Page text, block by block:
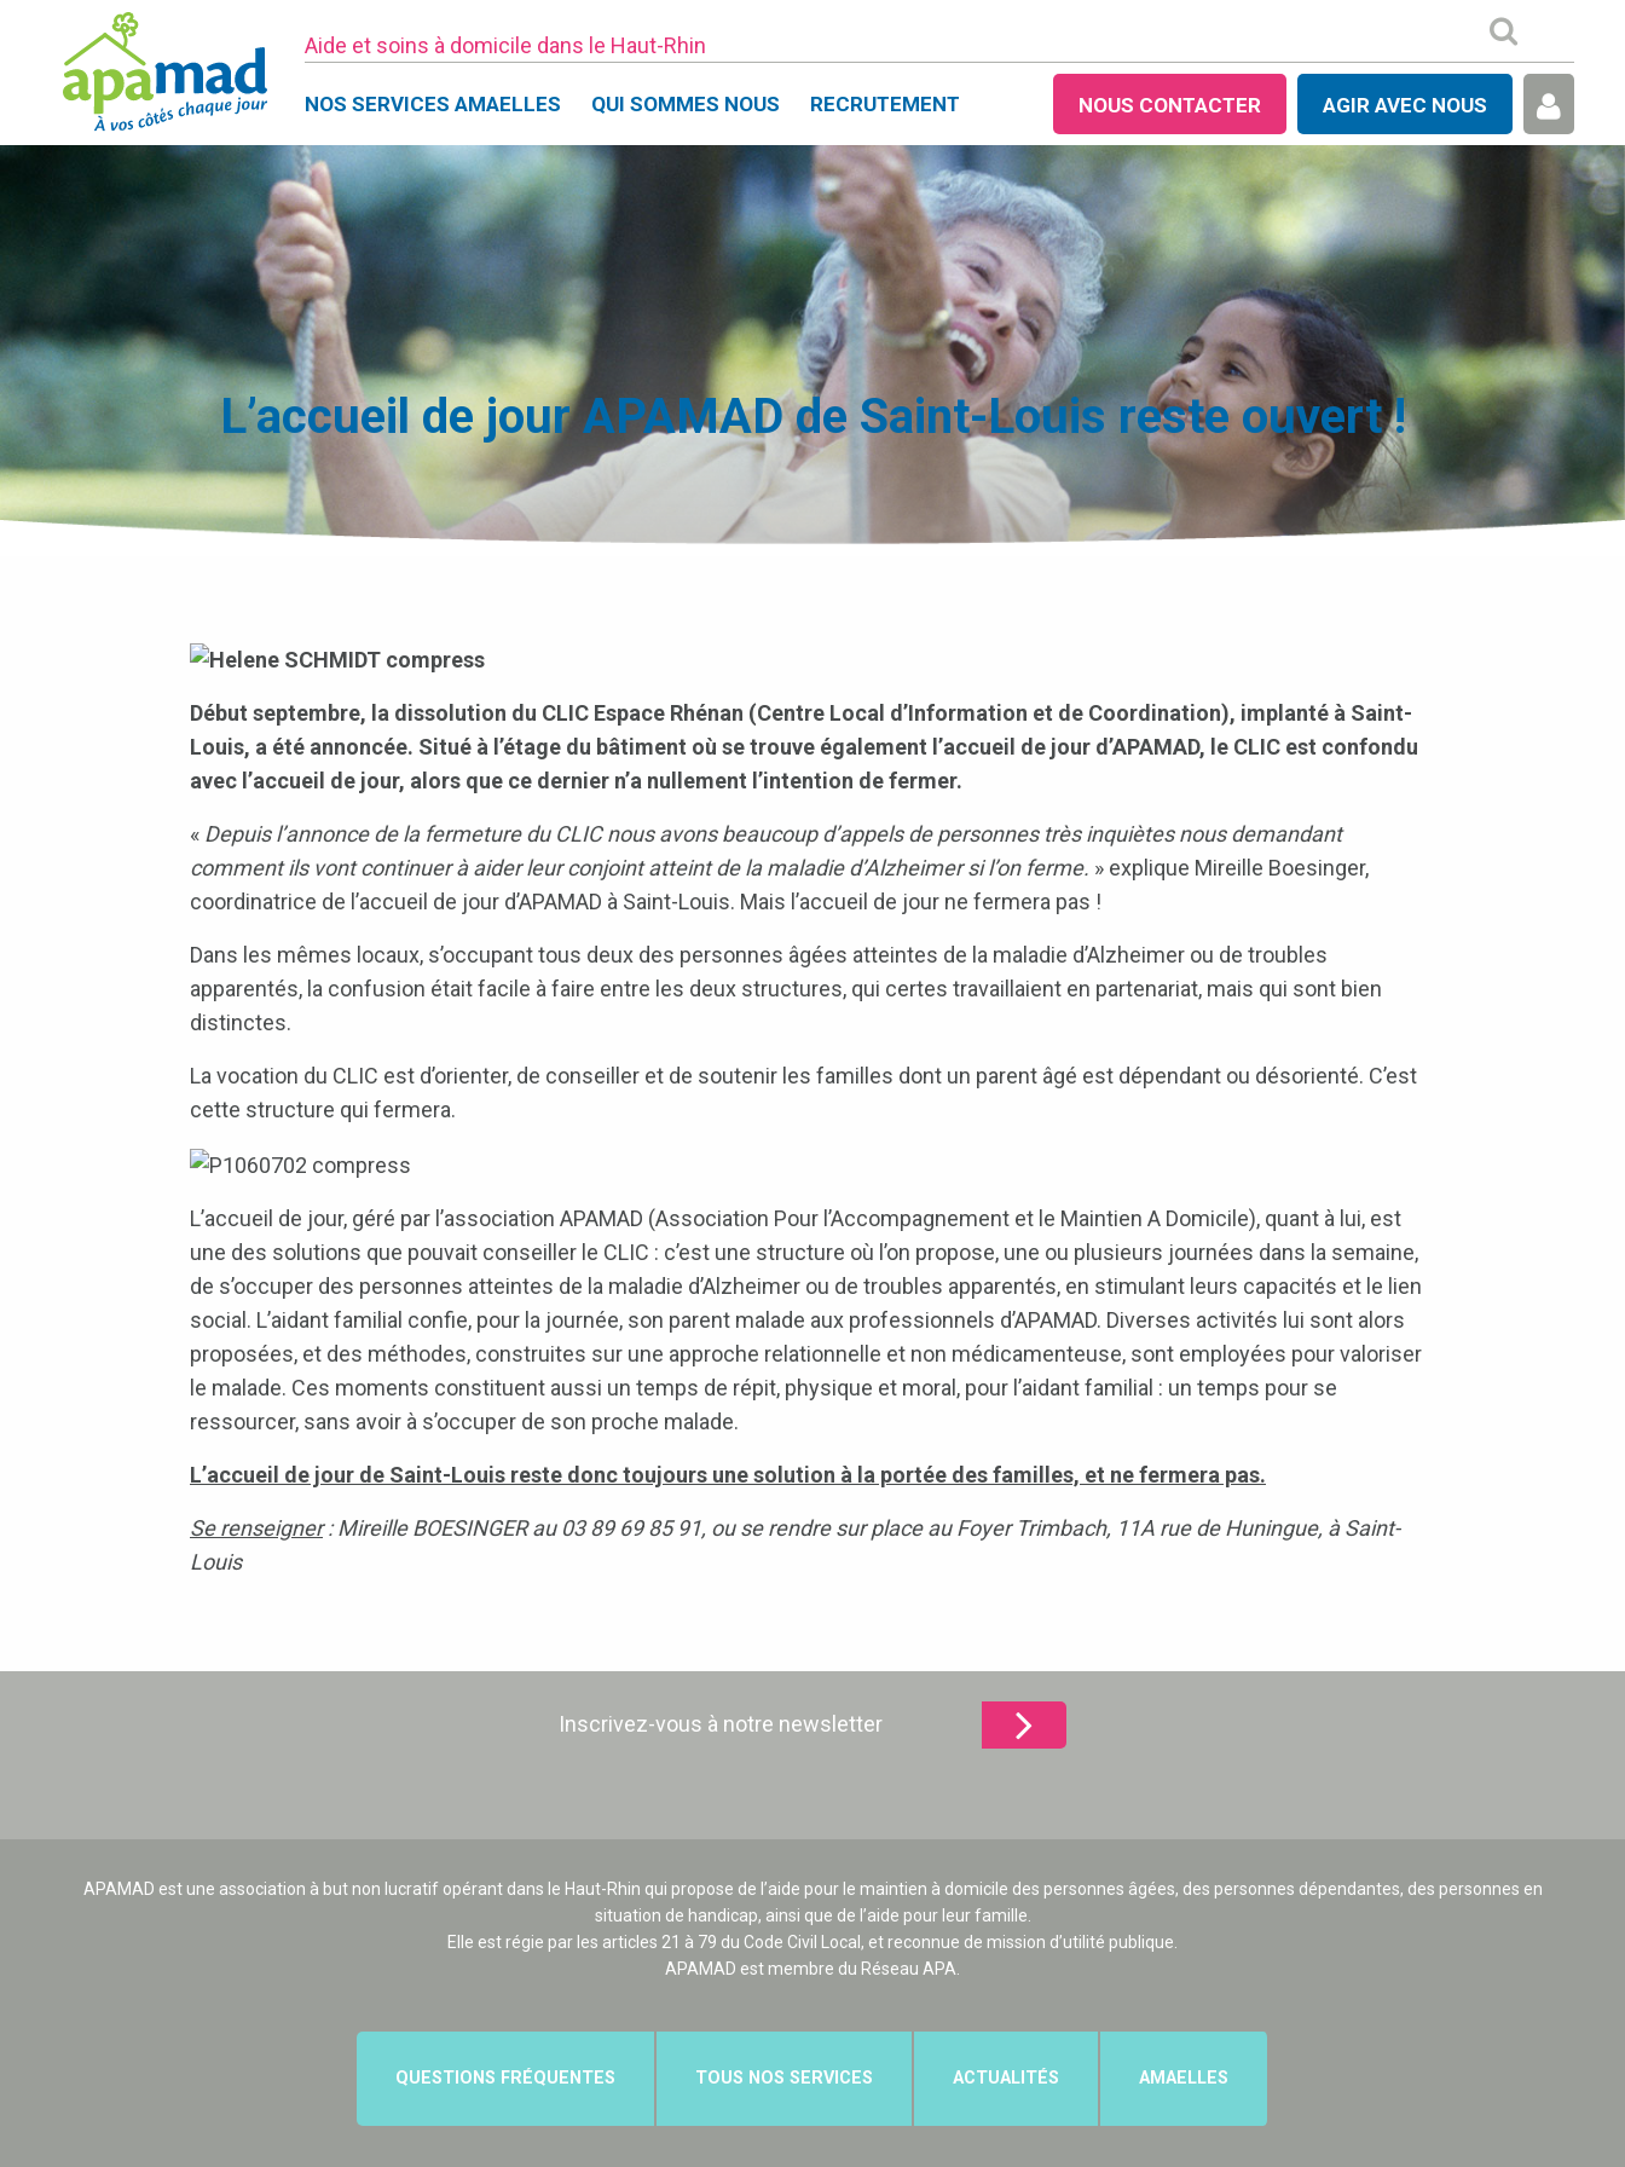
Aide et soins à domicile dans le Haut-Rhin
NOS SERVICES AMAELLES QUI SOMMES NOUS RECRUTEMENT NOUS CONTACTER AGIR AVEC NOUS
L’accueil de jour APAMAD de Saint-Louis reste ouvert !
Début septembre, la dissolution du CLIC Espace Rhénan (Centre Local d’Information et de Coordination), implanté à Saint-
Louis, a été annoncée. Situé à l’étage du bâtiment où se trouve également l’accueil de jour d’APAMAD, le CLIC est confondu
avec l’accueil de jour, alors que ce dernier n’a nullement l’intention de fermer.
« Depuis l’annonce de la fermeture du CLIC nous avons beaucoup d’appels de personnes très inquiètes nous demandant
comment ils vont continuer à aider leur conjoint atteint de la maladie d’Alzheimer si l’on ferme. » explique Mireille Boesinger,
coordinatrice de l’accueil de jour d’APAMAD à Saint-Louis. Mais l’accueil de jour ne fermera pas !
Dans les mêmes locaux, s’occupant tous deux des personnes âgées atteintes de la maladie d’Alzheimer ou de troubles
apparentés, la confusion était facile à faire entre les deux structures, qui certes travaillaient en partenariat, mais qui sont bien
distinctes.
La vocation du CLIC est d’orienter, de conseiller et de soutenir les familles dont un parent âgé est dépendant ou désorienté. C’est
cette structure qui fermera.
L’accueil de jour, géré par l’association APAMAD (Association Pour l’Accompagnement et le Maintien A Domicile), quant à lui, est
une des solutions que pouvait conseiller le CLIC : c’est une structure où l’on propose, une ou plusieurs journées dans la semaine,
de s’occuper des personnes atteintes de la maladie d’Alzheimer ou de troubles apparentés, en stimulant leurs capacités et le lien
social. L’aidant familial confie, pour la journée, son parent malade aux professionnels d’APAMAD. Diverses activités lui sont alors
proposées, et des méthodes, construites sur une approche relationnelle et non médicamenteuse, sont employées pour valoriser
le malade. Ces moments constituent aussi un temps de répit, physique et moral, pour l’aidant familial : un temps pour se
ressourcer, sans avoir à s’occuper de son proche malade.
L’accueil de jour de Saint-Louis reste donc toujours une solution à la portée des familles, et ne fermera pas.
Se renseigner: Mireille BOESINGER au 03 89 69 85 91, ou se rendre sur place au Foyer Trimbach, 11A rue de Huningue, à Saint-
Louis
Inscrivez-vous à notre newsletter
APAMAD est une association à but non lucratif opérant dans le Haut-Rhin qui propose de l’aide pour le maintien à domicile des personnes âgées, des personnes dépendantes, des personnes en
situation de handicap, ainsi que de l’aide pour leur famille.
Elle est régie par les articles 21 à 79 du Code Civil Local, et reconnue de mission d’utilité publique.
APAMAD est membre du Réseau APA.
QUESTIONS FRÉQUENTES TOUS NOS SERVICES ACTUALITÉS AMAELLES